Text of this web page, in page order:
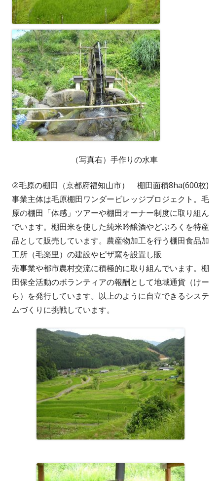
（写真右）手作りの水車
②毛原の棚田（京都府福知山市） 棚田面積8ha(600枚)
事業主体は毛原棚田ワンダービレッジプロジェクト。毛
原の棚田「体感」ツアーや棚田オーナー制度に取り組ん
でいます。棚田米を使した純米吟醸酒やどぶろくを特産
品として販売しています。農産物加工を行う棚田食品加
工所（毛楽里）の建設やピザ窯を設置し販
売事業や都市農村交流に積極的に取り組んでいます。棚
田保全活動のボランティアの報酬として地域通貨（けー
ら）を発行しています。以上のように自立できるシステ
ムづくりに挑戦しています。